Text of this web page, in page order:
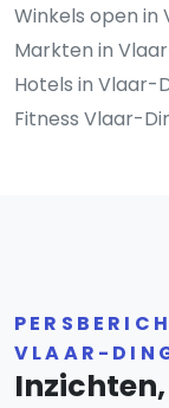
Winkels open in
Markten in
Hotels in Vlaar-
Fitness Vlaar-
VLAAR-